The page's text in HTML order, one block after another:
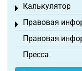
Калькулятор
Toggle menu
Правовая
Toggle menu
Правовая
Пресса